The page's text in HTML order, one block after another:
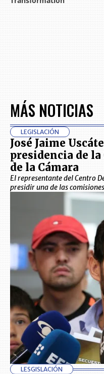
MÁS NOTICIAS
LEGISLACIÓN
José Jaime
presidencia de
de la Cámara
El representante del Centro
presidir una de las
LESGISLACIÓN